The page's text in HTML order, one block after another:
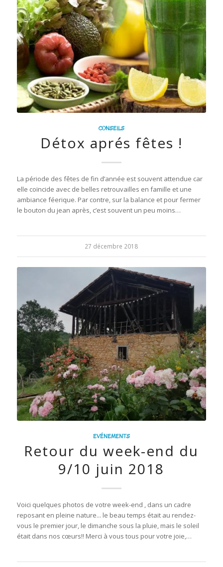
CONSEILS
Détox aprés fêtes !
La période des fêtes de fin d’année est souvent attendue car
elle coïncide avec de belles retrouvailles en famille et une
ambiance féerique. Par contre, sur la balance et pour fermer
le bouton du jean après, c’est souvent un peu moins…
27 décembre 2018
EVÉNEMENTS
Retour du week-end du
9/10 juin 2018
Voici quelques photos de votre week-end , dans un cadre
reposant en pleine nature... le beau temps était au rendez-
vous le premier jour, le dimanche sous la pluie, mais le soleil
était dans nos cœurs!! Merci à vous tous pour votre joie,…